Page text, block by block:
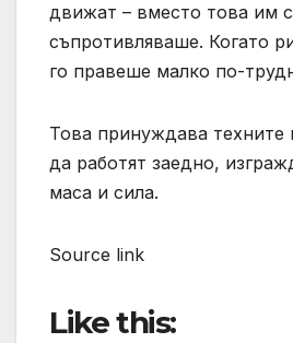
движат – вместо това им
съпротивляваше. Когато
го правеше малко по-
Това принуждава техните
да работят заедно,
маса и сила.
Source link
Like this: